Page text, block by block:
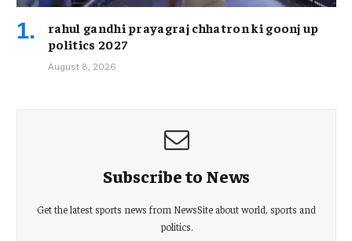
rahul gandhi prayagraj chhatron ki goonj up
politics 2027
August 8, 2026
Subscribe to News
Get the latest sports news from NewsSite about world, sports and
politics.